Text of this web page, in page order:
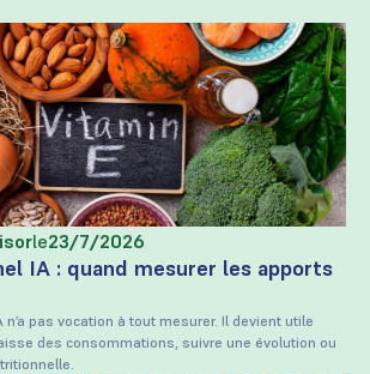
le23/7/2026
IA : quand mesurer les apports
pas vocation à tout mesurer. Il devient utile
des consommations, suivre une évolution ou